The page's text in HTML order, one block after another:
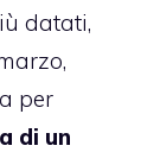
datati,
per
di un